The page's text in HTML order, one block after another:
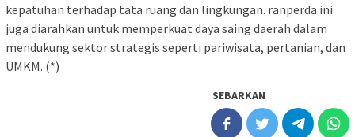
kepatuhan terhadap tata ruang dan lingkungan. ranperda ini
juga diarahkan untuk memperkuat daya saing daerah dalam
mendukung sektor strategis seperti pariwisata, pertanian, dan
UMKM. (*)
SEBARKAN